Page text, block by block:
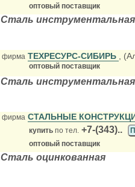
оптовый поставщик
Сталь инструментальная
фирма ТЕХРЕСУРС-СИБИРЬ ,
оптовый поставщик
Сталь
фирма СТАЛЬНЫЕ
купить по тел. +7-(343)..
оптовый поставщик
Сталь оцинкованная